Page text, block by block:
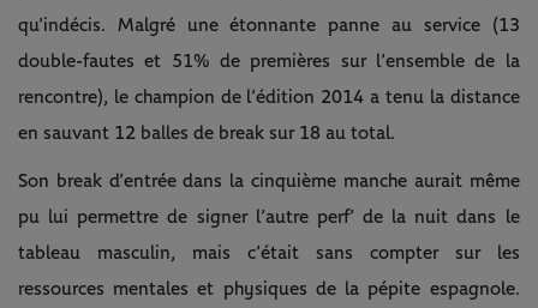
qu’indécis. Malgré une étonnante panne au service (13
double-fautes et 51% de premières sur l’ensemble de la
rencontre), le champion de l’édition 2014 a tenu la distance
en sauvant 12 balles de break sur 18 au total.
Son break d’entrée dans la cinquième manche aurait même
pu lui permettre de signer l’autre perf’ de la nuit dans le
tableau masculin, mais c’était sans compter sur les
ressources mentales et physiques de la pépite espagnole.